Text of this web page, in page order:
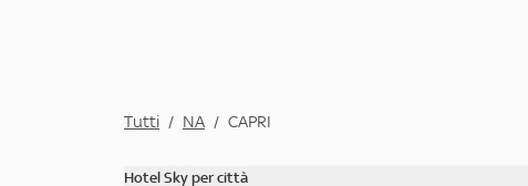
Tutti / NA / CAPRI
Hotel Sky per città